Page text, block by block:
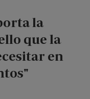
la
que la
en